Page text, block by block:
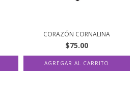
CORAZÓN CORNALINA
$75.00